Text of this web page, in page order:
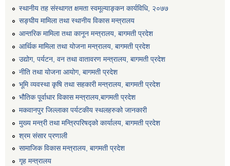
स्थानीय तह संस्थागत क्षमता स्वमूल्याङ्कन कार्यविधि, २०७७
सङ्घीय मामिला तथा स्थानीय विकास मन्त्रालय
आन्तरिक मामिला तथा कानून मन्त्रालय, बागमती प्रदेश
आर्थिक मामिला तथा योजना मन्त्रालय, बागमती प्रदेश
उद्योग, पर्यटन, वन तथा वातावरण मन्त्रालय, बागमती प्रदेश
नीति तथा योजना आयोग, बागमती प्रदेश
भूमि व्यवस्था कृषि तथा सहकारी मन्त्रालय, बागमती प्रदेश
भौतिक पूर्वाधार विकास मन्त्रालय,बागमती प्रदेश
मकवानपुर जिल्लाका पर्यटकीय स्थलहरुको जानकारी
मुख्य मन्त्री तथा मन्त्रिपरिषद्को कार्यालय, बागमती प्रदेश
श्रम संसार प्रणाली
सामाजिक विकास मन्त्रालय, बागमती प्रदेश
गृह मन्त्रालय